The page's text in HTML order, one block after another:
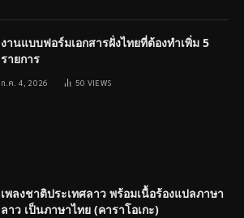
งานแบบฟอร์มเอกสารฝั่งไทยที่ต้องทำเพิ่ม 5
รายการ
ก.ค. 4, 2026 50 VIEWS
เพลงชาติประเทศลาว พร้อมเนื้อร้องแปลภาษา
ลาว เป็นภาษาไทย (คาราโอเกะ)